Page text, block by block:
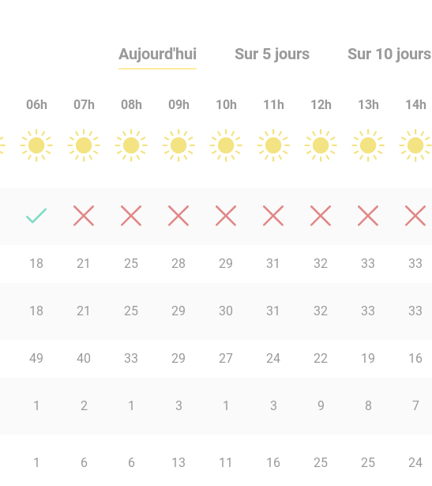
Aujourd'hui Sur 5 jours Sur 10 jours
06h 07h 08h 09h 10h 11h 12h 13h 14h
18 21 25 28 29 31 32 33 33
18 21 25 29 30 31 32 33 33
49 40 33 29 27 24 22 19 16
1 2 1 3 1 3 9 8 7
1 6 6 13 11 16 25 25 24